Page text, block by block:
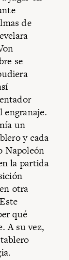
de
se
engranaje.
un
y cada
Napoleón
la partida
otra
qué
A su vez,